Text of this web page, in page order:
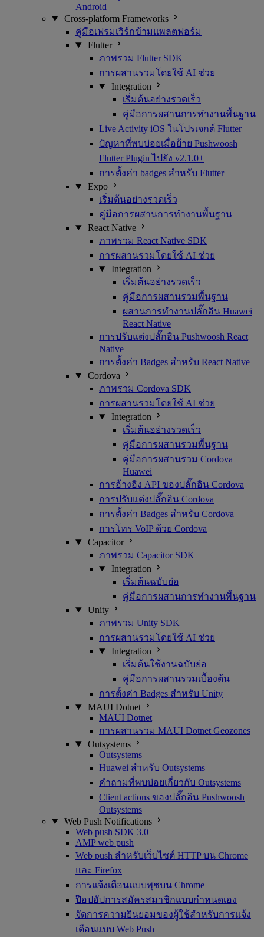
Android
Cross-platform Frameworks
คู่มือเฟรมเวิร์กข้ามแพลตฟอร์ม
Flutter
ภาพรวม Flutter SDK
การผสานรวมโดยใช้ AI ช่วย
Integration
เริ่มต้นอย่างรวดเร็ว
คู่มือการผสานการทำงานพื้นฐาน
Live Activity iOS ในโปรเจกต์ Flutter
ปัญหาที่พบบ่อยเมื่อย้าย Pushwoosh
Flutter Plugin ไปยัง v2.1.0+
การตั้งค่า badges สำหรับ Flutter
Expo
เริ่มต้นอย่างรวดเร็ว
คู่มือการผสานการทำงานพื้นฐาน
React Native
ภาพรวม React Native SDK
การผสานรวมโดยใช้ AI ช่วย
Integration
เริ่มต้นอย่างรวดเร็ว
คู่มือการผสานรวมพื้นฐาน
ผสานการทำงานปลั๊กอิน Huawei
React Native
การปรับแต่งปลั๊กอิน Pushwoosh React
Native
การตั้งค่า Badges สำหรับ React Native
Cordova
ภาพรวม Cordova SDK
การผสานรวมโดยใช้ AI ช่วย
Integration
เริ่มต้นอย่างรวดเร็ว
คู่มือการผสานรวมพื้นฐาน
คู่มือการผสานรวม Cordova
Huawei
การอ้างอิง API ของปลั๊กอิน Cordova
การปรับแต่งปลั๊กอิน Cordova
การตั้งค่า Badges สำหรับ Cordova
การโทร VoIP ด้วย Cordova
Capacitor
ภาพรวม Capacitor SDK
Integration
เริ่มต้นฉบับย่อ
คู่มือการผสานการทำงานพื้นฐาน
Unity
ภาพรวม Unity SDK
การผสานรวมโดยใช้ AI ช่วย
Integration
เริ่มต้นใช้งานฉบับย่อ
คู่มือการผสานรวมเบื้องต้น
การตั้งค่า Badges สำหรับ Unity
MAUI Dotnet
MAUI Dotnet
การผสานรวม MAUI Dotnet Geozones
Outsystems
Outsystems
Huawei สำหรับ Outsystems
คำถามที่พบบ่อยเกี่ยวกับ Outsystems
Client actions ของปลั๊กอิน Pushwoosh
Outsystems
Web Push Notifications
Web push SDK 3.0
AMP web push
Web push สำหรับเว็บไซต์ HTTP บน Chrome
และ Firefox
การแจ้งเตือนแบบพุชบน Chrome
ป๊อปอัปการสมัครสมาชิกแบบกำหนดเอง
จัดการความยินยอมของผู้ใช้สำหรับการแจ้ง
เตือนแบบ Web Push